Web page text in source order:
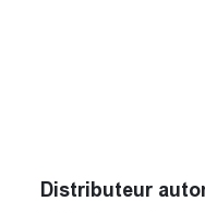
Distributeur